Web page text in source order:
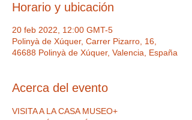
Horario y ubicación
20 feb 2022, 12:00 GMT-5
Polinyà de Xúquer, Carrer Pizarro, 16,
46688 Polinyà de Xúquer, Valencia, España
Acerca del evento
VISITA A LA CASA MUSEO+